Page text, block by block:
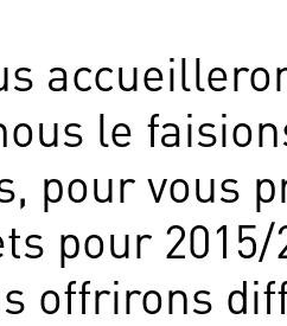
le
pour vous
pour
offrirons